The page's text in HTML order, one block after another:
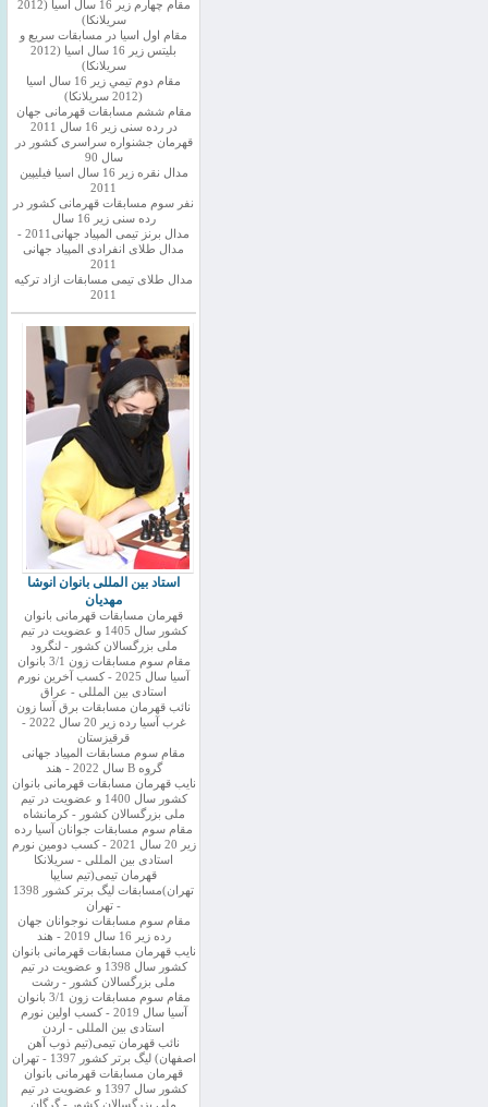
مقام چهارم زير 16 سال اسيا (2012
سريلانكا)
مقام اول اسيا در مسابقات سريع و
بليتس زير 16 سال اسيا (2012
سريلانكا)
مقام دوم تيمي زير 16 سال اسيا
(2012 سريلانكا)
مقام ششم مسابقات قهرمانی جهان
در رده سنی زیر 16 سال 2011
قهرمان جشنواره سراسری کشور در
سال 90
مدال نقره زیر 16 سال اسیا فیلیپین
2011
نفر سوم مسابقات قهرمانی کشور در
رده سنی زیر 16 سال
مدال برنز تیمی المپیاد جهانی2011 -
مدال طلای انفرادی المپیاد جهانی
2011
مدال طلای تیمی مسابقات ازاد ترکیه
2011
استاد بین المللی بانوان انوشا
مهدیان
قهرمان مسابقات قهرمانی بانوان
کشور سال 1405 و عضویت در تیم
ملی بزرگسالان کشور - لنگرود
مقام سوم مسابقات زون 3/1 بانوان
آسیا سال 2025 - کسب آخرین نورم
استادی بین المللی - عراق
نائب قهرمان مسابقات برق آسا زون
غرب آسیا رده زیر 20 سال 2022 -
قرقیزستان
مقام سوم مسابقات المپیاد جهانی
گروه B سال 2022 - هند
نایب قهرمان مسابقات قهرمانی بانوان
کشور سال 1400 و عضویت در تیم
ملی بزرگسالان کشور - کرمانشاه
مقام سوم مسابقات جوانان آسیا رده
زیر 20 سال 2021 - کسب دومین نورم
استادی بین المللی - سریلانکا
قهرمان تیمی(تیم سایپا
تهران)مسابقات لیگ برتر کشور 1398
- تهران
مقام سوم مسابقات نوجوانان جهان
رده زیر 16 سال 2019 - هند
نایب قهرمان مسابقات قهرمانی بانوان
کشور سال 1398 و عضویت در تیم
ملی بزرگسالان کشور - رشت
مقام سوم مسابقات زون 3/1 بانوان
آسیا سال 2019 - کسب اولین نورم
استادی بین المللی - اردن
نائب قهرمان تیمی(تیم ذوب آهن
اصفهان) لیگ برتر کشور 1397 - تهران
قهرمان مسابقات قهرمانی بانوان
کشور سال 1397 و عضویت در تیم
ملی بزرگسالان کشور - گرگان